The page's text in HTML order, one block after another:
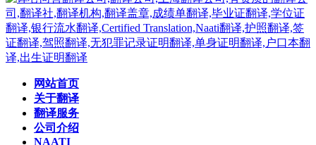
网站首页
关于翻译
翻译服务
公司介绍
NAATI